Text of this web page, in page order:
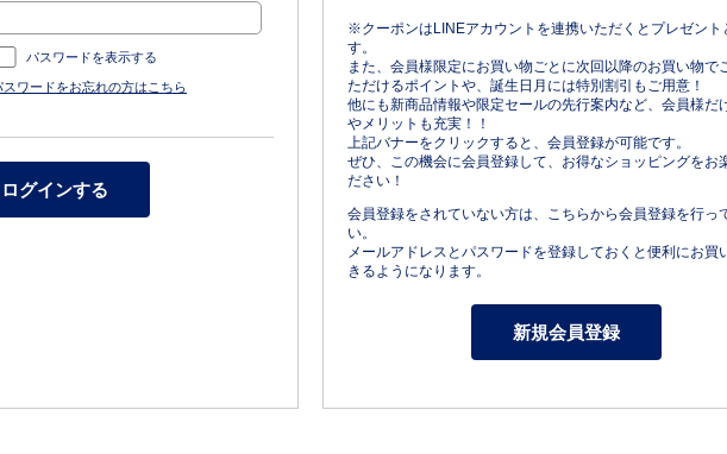
パスワードを表示する
スワードをお忘れの方はこちら
※クーポンはLINEアカウントを連携いただくとプレゼント
す。
また、会員様限定にお買い物ごとに次回以降のお買い物で
ただけるポイントや、誕生日月には特別割引もご用意！
他にも新商品情報や限定セールの先行案内など、会員様だ
やメリットも充実！！
上記バナーをクリックすると、会員登録が可能です。
ぜひ、この機会に会員登録して、お得なショッピングをお
ださい！
会員登録をされていない方は、こちらから会員登録を行っ
い。
メールアドレスとパスワードを登録しておくと便利にお買
きるようになります。